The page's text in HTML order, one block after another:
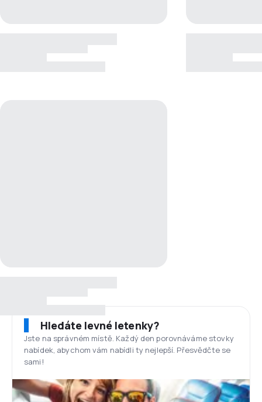
Hledáte levné letenky?
Jste na správném místě. Každý den porovnáváme stovky
nabídek, abychom vám nabídli ty nejlepší. Přesvědčte se
sami!